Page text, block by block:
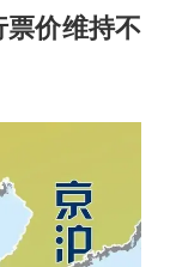
价维持不